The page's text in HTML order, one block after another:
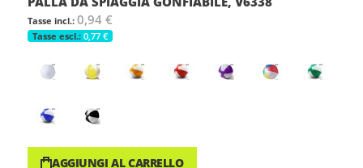
0,94 €
0,77 €
AGGIUNGI AL CARRELLO